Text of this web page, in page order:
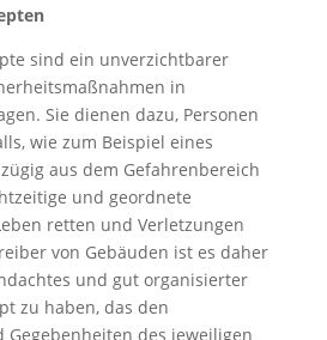
sind ein unverzichtbarer
in
Sie dienen dazu, Personen
wie zum Beispiel eines
aus dem Gefahrenbereich
und geordnete
retten und Verletzungen
von Gebäuden ist es daher
und gut organisierter
zu haben, das den
des jeweiligen